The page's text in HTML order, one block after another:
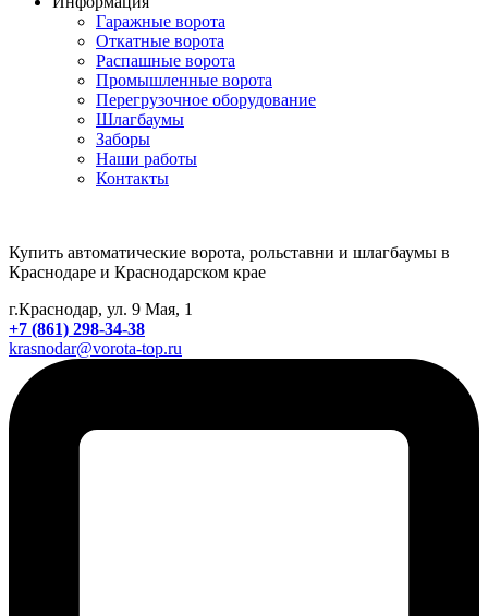
Гаражные ворота
Откатные ворота
Распашные ворота
Промышленные ворота
Перегрузочное оборудование
Шлагбаумы
Заборы
Наши работы
Контакты
Купить автоматические ворота, рольставни и шлагбаумы в
Краснодаре и Краснодарском крае
г.Краснодар, ул. 9 Мая, 1
+7 (861) 298-34-38
krasnodar@vorota-top.ru